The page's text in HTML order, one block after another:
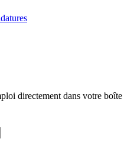
directement dans votre boîte